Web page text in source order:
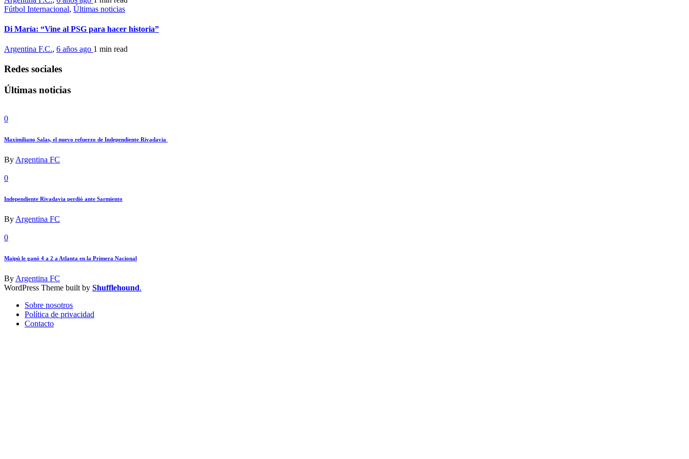
Fútbol Internacional, Últimas noticias
Di María: “Vine al PSG para hacer historia”
Argentina F.C., 6 años ago 1 min read
Redes sociales
Últimas noticias
0
Maximiliano Salas, el nuevo refuerzo de Independiente Rivadavia
By Argentina FC
0
Independiente Rivadavia perdió ante Sarmiento
By Argentina FC
0
Maipú le ganó 4 a 2 a Atlanta en la Primera Nacional
By Argentina FC
WordPress Theme built by Shufflehound.
Sobre nosotros
Política de privacidad
Contacto